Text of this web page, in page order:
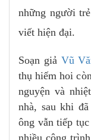
những người
viết hiện đại.
Soạn giả Vũ
thụ hiếm hoi
nguyện và
nhà, sau khi
ông vẫn tiếp